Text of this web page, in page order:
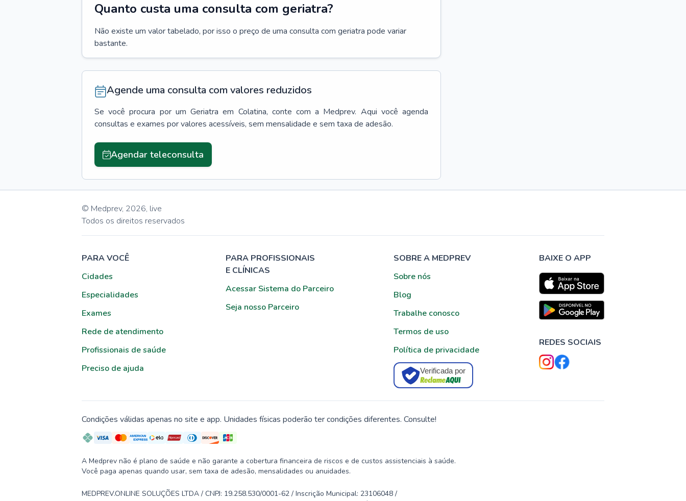
Quanto custa uma consulta com geriatra?
Não existe um valor tabelado, por isso o preço de uma consulta com geriatra pode variar
bastante.
Agende uma consulta com valores reduzidos
Se você procura por um Geriatra em Colatina, conte com a Medprev. Aqui você agenda
consultas e exames por valores acessíveis, sem mensalidade e sem taxa de adesão.
Agendar teleconsulta
© Medprev, 2026, live
Todos os direitos reservados
PARA VOCÊ
Cidades
Especialidades
Exames
Rede de atendimento
Profissionais de saúde
Preciso de ajuda
PARA PROFISSIONAIS
E CLÍNICAS
Acessar Sistema do Parceiro
Seja nosso Parceiro
SOBRE A MEDPREV
Sobre nós
Blog
Trabalhe conosco
Termos de uso
Política de privacidade
Verificada por
BAIXE O APP
REDES SOCIAIS
Condições válidas apenas no site e app. Unidades físicas poderão ter condições diferentes. Consulte!
A Medprev não é plano de saúde e não garante a cobertura financeira de riscos e de custos assistenciais à saúde.
Você paga apenas quando usar, sem taxa de adesão, mensalidades ou anuidades.
MEDPREV.ONLINE SOLUÇÕES LTDA / CNPJ: 19.258.530/0001-62 / Inscrição Municipal: 23106048 /